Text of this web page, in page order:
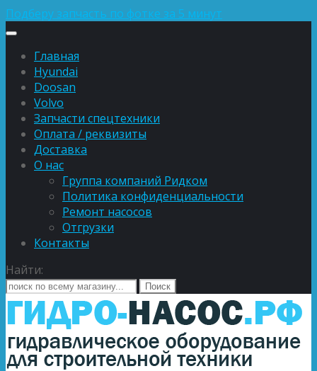
Подберу запчасть по фотке за 5 минут
Главная
Hyundai
Doosan
Volvo
Запчасти спецтехники
Оплата / реквизиты
Доставка
О нас
Группа компаний Ридком
Политика конфиденциальности
Ремонт насосов
Отгрузки
Контакты
Найти: